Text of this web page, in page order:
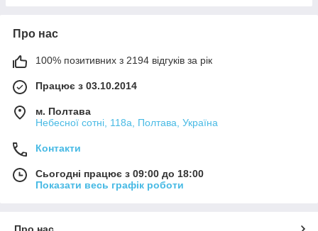
Про нас
100% позитивних з 2194 відгуків за рік
Працює з 03.10.2014
м. Полтава
Небесної сотні, 118а, Полтава, Україна
Контакти
Сьогодні працює з 09:00 до 18:00
Показати весь графік роботи